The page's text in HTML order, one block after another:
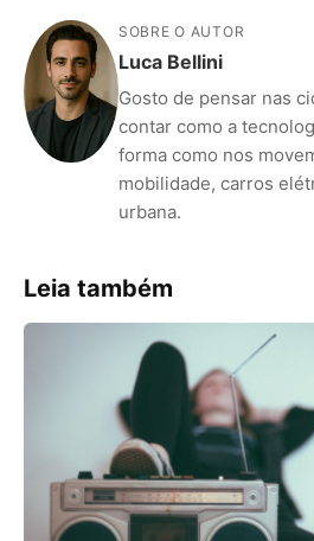
SOBRE O AUTOR
Luca Bellini
Gosto de pensar nas
contar como a
forma como nos
mobilidade, carros
urbana.
Leia também